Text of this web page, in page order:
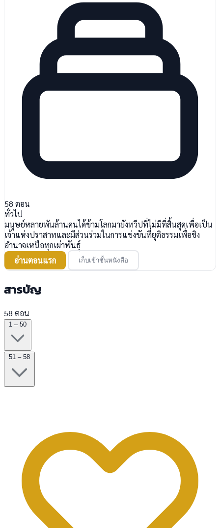
58 ตอน
ทั่วไป
มนุษย์หลายพันล้านคนได้ข้ามโลกมายังทวีปที่ไม่มีที่สิ้นสุดเพื่อเป็น
เจ้าแห่งปราสาทและมีส่วนร่วมในการแข่งขันที่ยุติธรรมเพื่อชิง
อำนาจเหนือทุกเผ่าพันธุ์
อ่านตอนแรก
เก็บเข้าชั้นหนังสือ
สารบัญ
58 ตอน
1 – 50
51 – 58